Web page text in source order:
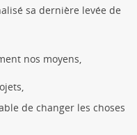
sa dernière levée de
nos moyens,
de changer les choses